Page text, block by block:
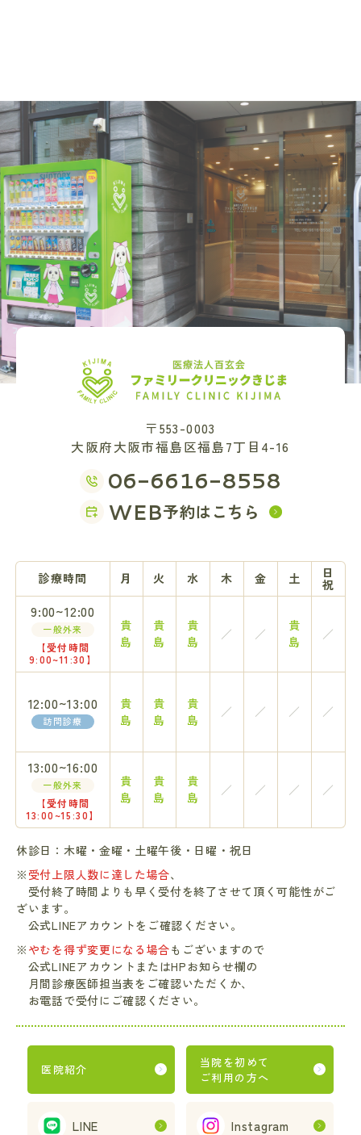
じ
ま
｜
JR
福
島
駅
徒
歩
4
分
〒553-0003
大阪府大阪市福島区福島7丁目4-16
06-6616-8558
WEB予約はこちら
診療時間 月 火 水 木 金 土 日
祝
9:00~12:00
一般外来
【受付時間
9:00~11:30】
貴
島
貴
島
貴
島
／ ／
貴
島
／
12:00~13:00
訪問診療
貴
島
貴
島
貴
島
／ ／ ／ ／
13:00~16:00
一般外来
【受付時間
13:00~15:30】
貴
島
貴
島
貴
島
／ ／ ／ ／
休診日：木曜・金曜・土曜午後・日曜・祝日
※ 受付上限人数に達した場合、
受付終了時間よりも早く受付を終了させて頂く可能性がご
ざいます。
公式LINEアカウントをご確認ください。
※ やむを得ず変更になる場合もございますので
公式LINEアカウントまたはHPお知らせ欄の
月間診療医師担当表をご確認いただくか、
お電話で受付にご確認ください。
医院紹介
当院を初めて
ご利用の方へ
LINE Instagram